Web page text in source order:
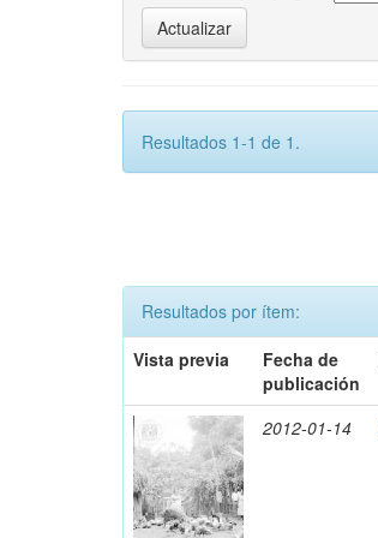
Resultados 1-1 de 1.
Resultados por ítem:
Vista previa
Fecha de
publicación
2012-01-14